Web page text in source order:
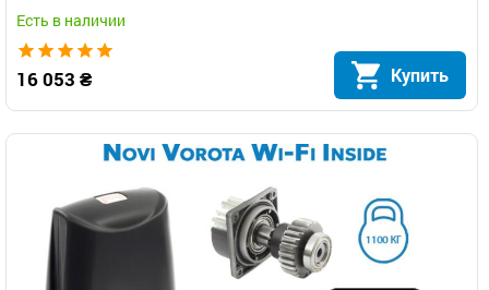
Есть в наличии
16 053 ₴ Купить